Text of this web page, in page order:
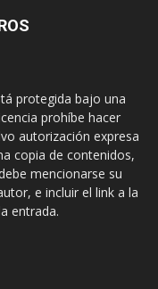
protegida bajo una
prohíbe hacer
autorización expresa
copia de contenidos,
mencionarse su
e incluir el link a la
entrada.